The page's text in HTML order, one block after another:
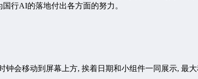
行AI的落地付出各方面的努力。
会移动到屏幕上方, 挨着日期和小组件一同展示, 最